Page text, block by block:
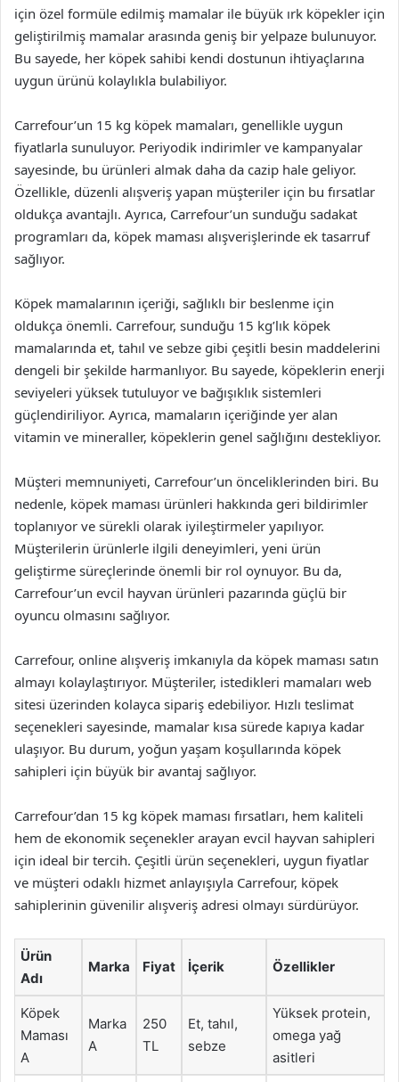
için özel formüle edilmiş mamalar ile büyük ırk köpekler için
geliştirilmiş mamalar arasında geniş bir yelpaze bulunuyor.
Bu sayede, her köpek sahibi kendi dostunun ihtiyaçlarına
uygun ürünü kolaylıkla bulabiliyor.
Carrefour’un 15 kg köpek mamaları, genellikle uygun
fiyatlarla sunuluyor. Periyodik indirimler ve kampanyalar
sayesinde, bu ürünleri almak daha da cazip hale geliyor.
Özellikle, düzenli alışveriş yapan müşteriler için bu fırsatlar
oldukça avantajlı. Ayrıca, Carrefour’un sunduğu sadakat
programları da, köpek maması alışverişlerinde ek tasarruf
sağlıyor.
Köpek mamalarının içeriği, sağlıklı bir beslenme için
oldukça önemli. Carrefour, sunduğu 15 kg’lık köpek
mamalarında et, tahıl ve sebze gibi çeşitli besin maddelerini
dengeli bir şekilde harmanlıyor. Bu sayede, köpeklerin enerji
seviyeleri yüksek tutuluyor ve bağışıklık sistemleri
güçlendiriliyor. Ayrıca, mamaların içeriğinde yer alan
vitamin ve mineraller, köpeklerin genel sağlığını destekliyor.
Müşteri memnuniyeti, Carrefour’un önceliklerinden biri. Bu
nedenle, köpek maması ürünleri hakkında geri bildirimler
toplanıyor ve sürekli olarak iyileştirmeler yapılıyor.
Müşterilerin ürünlerle ilgili deneyimleri, yeni ürün
geliştirme süreçlerinde önemli bir rol oynuyor. Bu da,
Carrefour’un evcil hayvan ürünleri pazarında güçlü bir
oyuncu olmasını sağlıyor.
Carrefour, online alışveriş imkanıyla da köpek maması satın
almayı kolaylaştırıyor. Müşteriler, istedikleri mamaları web
sitesi üzerinden kolayca sipariş edebiliyor. Hızlı teslimat
seçenekleri sayesinde, mamalar kısa sürede kapıya kadar
ulaşıyor. Bu durum, yoğun yaşam koşullarında köpek
sahipleri için büyük bir avantaj sağlıyor.
Carrefour’dan 15 kg köpek maması fırsatları, hem kaliteli
hem de ekonomik seçenekler arayan evcil hayvan sahipleri
için ideal bir tercih. Çeşitli ürün seçenekleri, uygun fiyatlar
ve müşteri odaklı hizmet anlayışıyla Carrefour, köpek
sahiplerinin güvenilir alışveriş adresi olmayı sürdürüyor.
Ürün
Adı
Marka Fiyat İçerik Özellikler
Köpek
Maması
A
Marka
A
250
TL
Et, tahıl,
sebze
Yüksek protein,
omega yağ
asitleri